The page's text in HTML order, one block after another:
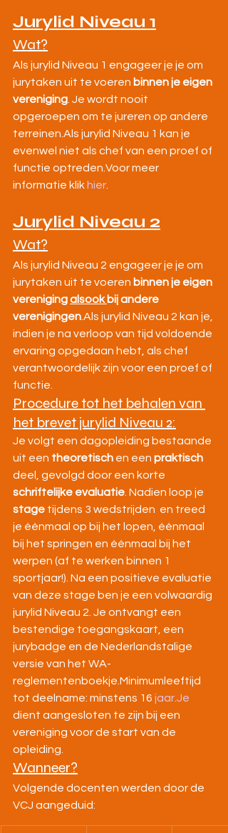
Jurylid Niveau 1
Wat?
Als jurylid Niveau 1 engageer je je om
jurytaken uit te voeren binnen je eigen
vereniging. Je wordt nooit
opgeroepen om te jureren op andere
terreinen.Als jurylid Niveau 1 kan je
evenwel niet als chef van een proef of
functie optreden.Voor meer
informatie klik hier.
Jurylid Niveau 2
Wat?
Als jurylid Niveau 2 engageer je je om
jurytaken uit te voeren binnen je eigen
vereniging alsook bij andere
verenigingen.Als jurylid Niveau 2 kan je,
indien je na verloop van tijd voldoende
ervaring opgedaan hebt, als chef
verantwoordelijk zijn voor een proef of
functie.
Procedure tot het behalen van
het brevet jurylid Niveau 2:
Je volgt een dagopleiding bestaande
uit een theoretisch en een praktisch
deel, gevolgd door een korte
schriftelijke evaluatie. Nadien loop je
stage tijdens 3 wedstrijden  en treed
je éénmaal op bij het lopen, éénmaal
bij het springen en éénmaal bij het
werpen (af te werken binnen 1
sportjaar!). Na een positieve evaluatie
van deze stage ben je een volwaardig
jurylid Niveau 2. Je ontvangt een
bestendige toegangskaart, een
jurybadge en de Nederlandstalige
versie van het WA-
reglementenboekje.Minimumleeftijd
tot deelname: minstens 16 jaar.Je
dient aangesloten te zijn bij een
vereniging voor de start van de
opleiding.
Wanneer?
Volgende docenten werden door de
VCJ aangeduid: